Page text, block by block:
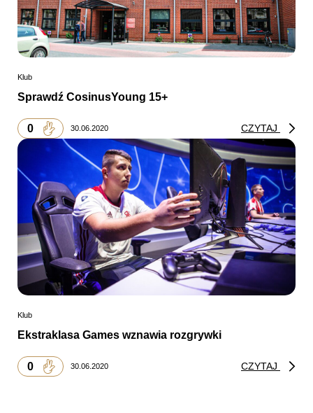
Klub
Sprawdź CosinusYoung 15+
0 30.06.2020 CZYTAJ
Klub
Ekstraklasa Games wznawia rozgrywki
0 30.06.2020 CZYTAJ